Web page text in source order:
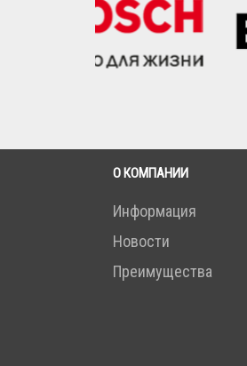
О КОМПАНИИ
Информация
Новости
Преимущества